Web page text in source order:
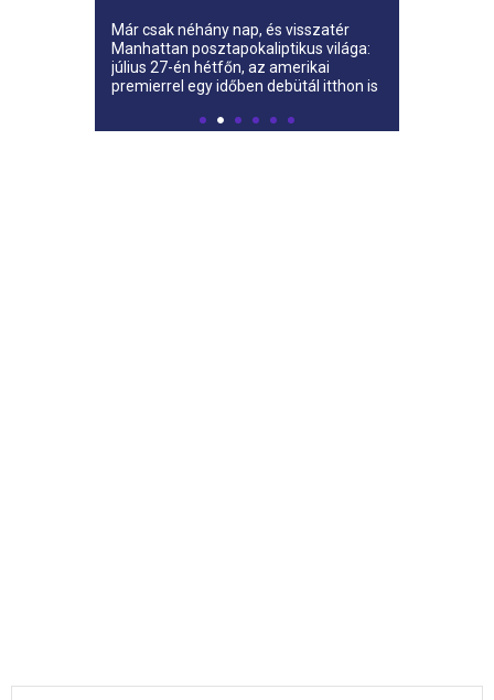
Már csak néhány nap, és visszatér
Manhattan posztapokaliptikus világa:
július 27-én hétfőn, az amerikai
premierrel egy időben debütál itthon is
City harmadik évada.